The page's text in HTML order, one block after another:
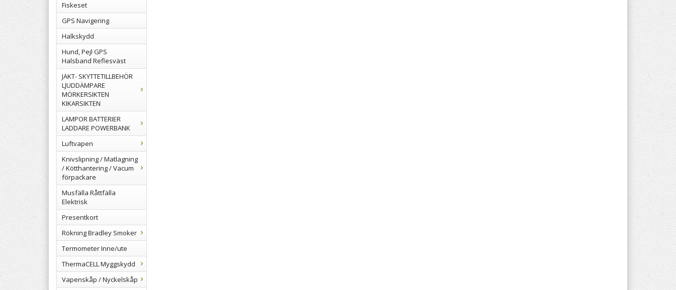
Fiskeset
GPS Navigering
Halkskydd
Hund, Pejl GPS
Halsband Reflesväst
JAKT- SKYTTETILLBEHÖR
LJUDDÄMPARE
MÖRKERSIKTEN
KIKARSIKTEN
LAMPOR BATTERIER
LADDARE POWERBANK
Luftvapen
Knivslipning / Matlagning
/ Kötthantering / Vacum
förpackare
Musfälla Råttfälla
Elektrisk
Presentkort
Rökning Bradley Smoker
Termometer Inne/ute
ThermaCELL Myggskydd
Vapenskåp / Nyckelskåp